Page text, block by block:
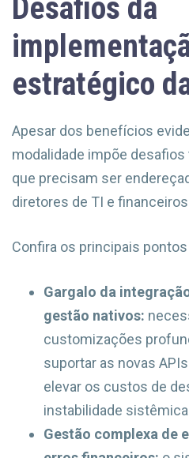
Desafios da
estratégico
Apesar dos benefícios
modalidade impõe
que precisam ser
diretores de TI e
Confira os principais
Gargalo da
gestão nativos:
customizações
suportar as novas
elevar os custos de
instabilidade
Gestão complexa de